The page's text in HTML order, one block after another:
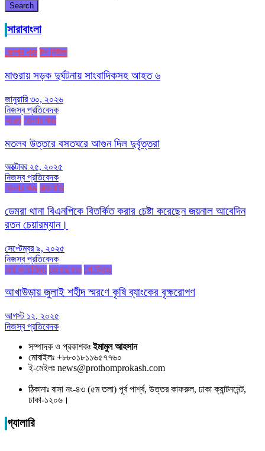
Search
সারাবাংলা
জেলার খবর টপ নিউজ
মাগুরায় সড়ক দুর্ঘটনায় সাংবাদিকসহ আহত ৬
জানুয়ারি ৩০, ২০২৬
নিজস্ব প্রতিবেদক
আরও জেলার খবর
মতলব উত্তরে বসতঘরে আগুন দিল দুর্বৃত্তরা
অক্টোবর ২৫, ২০২৫
নিজস্ব প্রতিবেদক
জেলার খবর রাজনীতি
ডেমরা থানা বিএনপিকে বিতর্কিত করার চেষ্টা করেছেন জয়নাল আবেদিন
রতন চেয়ারম্যান।
সেপ্টেম্বর ৯, ২০২৫
নিজস্ব প্রতিবেদক
অর্থ ও বাণিজ্য জেলার খবর টপ নিউজ
আখাউড়ায় জুলাই শহীদ স্মরণে কৃষি ব্যাংকের বৃক্ষরোপণ
আগস্ট ১২, ২০২৫
নিজস্ব প্রতিবেদক
সম্পাদক ও প্রকাশকঃইমামুল আহসান
মোবাইলঃ +৮৮০১৮১১৬৫৭৭৬০
ই-মেইলঃ news@prothomprokash.com
ঠিকানাঃ বাসা নং-৪৩ (৫ম তলা) পূর্ব পার্শ্ব, উত্তর কাফরুল, ঢাকা ক্যান্টনমেন্ট,
ঢাকা-১২০৬।
গ্যালারি